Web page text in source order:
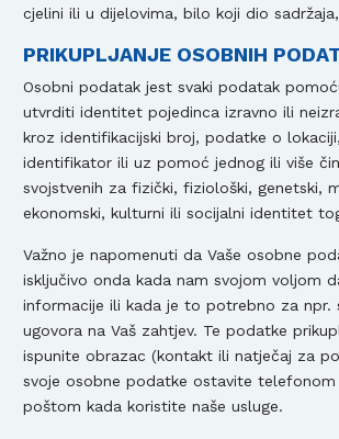
cjelini ili u dijelovima, bilo koji dio
PRIKUPLJANJE OSOBNIH
Osobni podatak jest svaki podatak
utvrditi identitet pojedinca izravno ili
kroz identifikacijski broj, podatke o
identifikator ili uz pomoć jednog ili više
svojstvenih za fizički, fiziološki, genetski,
ekonomski, kulturni ili socijalni identitet
Važno je napomenuti da Vaše osobne
isključivo onda kada nam svojom voljom
informacije ili kada je to potrebno za npr.
ugovora na Vaš zahtjev. Te podatke
ispunite obrazac (kontakt ili natječaj za
svoje osobne podatke ostavite
poštom kada koristite naše usluge.